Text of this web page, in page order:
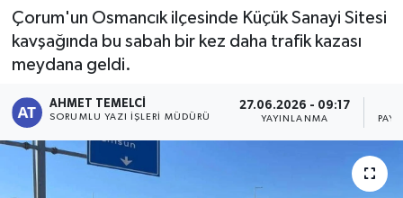
Çorum'un Osmancık ilçesinde Küçük Sanayi Sitesi
kavşağında bu sabah bir kez daha trafik kazası
meydana geldi.
AHMET TEMELCI
SORUMLU YAZI İŞLERI MÜDÜRÜ
27.06.2026 - 09:17
YAYINLANMA